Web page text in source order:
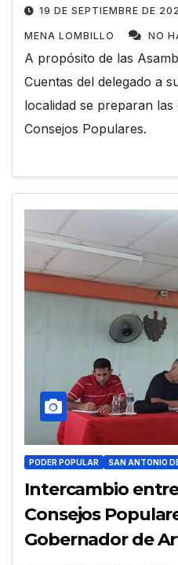
19 DE SEPTIEMBRE DE
MENA LOMBILLO NO
A propósito de las
Cuentas del delegado a
localidad se preparan
Consejos Populares.
PODER POPULAR SAN ANTONIO
Intercambio
Consejos
Gobernador de